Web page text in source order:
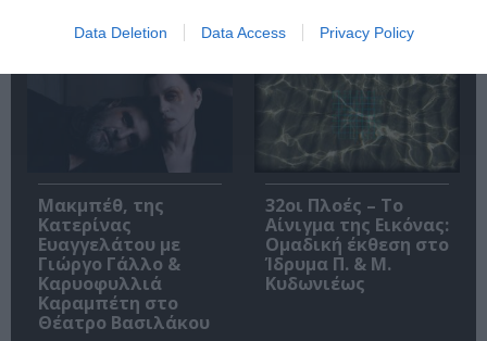
Data Deletion Data Access Privacy Policy
Ολύμπια
Μακμπέθ, της
Κατερίνας
Ευαγγελάτου με
Γιώργο Γάλλο &
Καρυοφυλλιά
Καραμπέτη στο
Θέατρο Βασιλάκου
32οι Πλοές – Το
Αίνιγμα της Εικόνας:
Ομαδική έκθεση στο
Ίδρυμα Π. & Μ.
Κυδωνιέως